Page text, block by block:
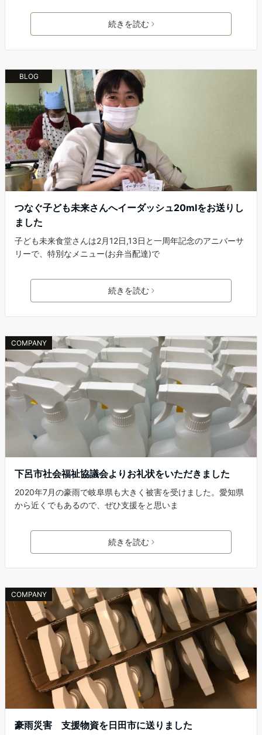
続きを読む
BLOG
つなぐ子ども未来さんへイーダッシュ20mlをお送りし
ました
子ども未来食堂さんは2月12日,13日と一周年記念のアニバーサ
リーで、特別なメニュー(お弁当配達)で
続きを読む
COMPANY
下呂市社会福祉協議会よりお礼状をいただきました
2020年7月の豪雨で岐阜県も大きく被害を受けました。愛知県
から近くでもあるので、ぜひ支援をと思いま
続きを読む
COMPANY
豪雨災害 支援物資を日田市に送りました